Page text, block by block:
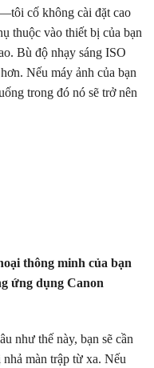
cố không cài đặt cao
thuộc vào thiết bị của bạn
Bù độ nhạy sáng ISO
Nếu máy ảnh của bạn
trong đó nó sẽ trở nên
thông minh của bạn
ứng dụng Canon
như thế này, bạn sẽ cần
màn trập từ xa. Nếu